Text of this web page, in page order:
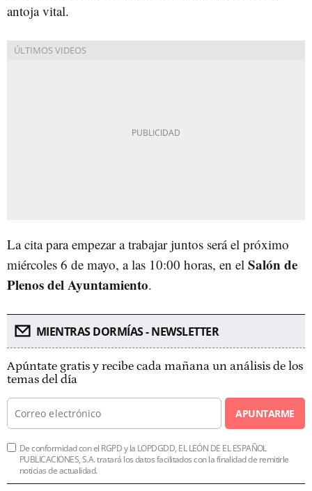
antoja vital.
La cita para empezar a trabajar juntos será el próximo
miércoles 6 de mayo, a las 10:00 horas, en el Salón de
Plenos del Ayuntamiento.
MIENTRAS DORMÍAS - NEWSLETTER
Apúntate gratis y recibe cada mañana un análisis de los
temas del día
APUNTARME
De conformidad con el RGPD y la LOPDGDD, EL LEÓN DE EL ESPAÑOL
PUBLICACIONES, S.A. tratará los datos facilitados con la finalidad de remitirle
noticias de actualidad.